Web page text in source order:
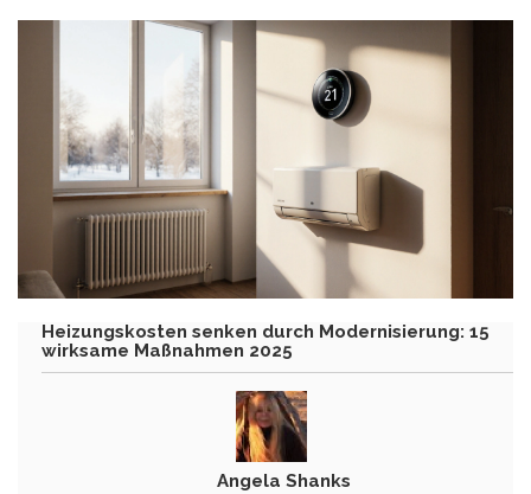
Heizungskosten senken durch Modernisierung: 15
wirksame Maßnahmen 2025
Angela Shanks